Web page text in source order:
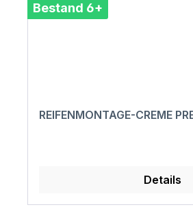
Bestand 6+
REIFENMONTAGE-CREME
Details